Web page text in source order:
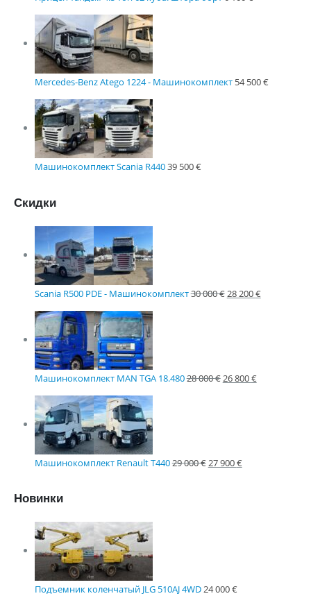
Mercedes-Benz Atego 1224 - Машинокомплект 54 500€
Машинокомплект Scania R44039 500€
Скидки
Scania R500 PDE - Машинокомплект30 000€28 200€
Машинокомплект MAN TGA 18.48028 000€26 800€
Машинокомплект Renault T44029 000€27 900€
Новинки
Подъемник коленчатый JLG 510AJ 4WD24 000€